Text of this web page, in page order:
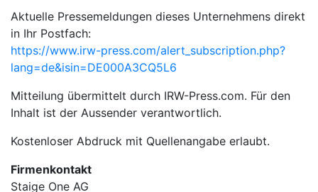
Aktuelle Pressemeldungen dieses Unternehmens direkt
in Ihr Postfach:
https://www.irw-press.com/alert_subscription.php?
lang=de&isin=DE000A3CQ5L6
Mitteilung übermittelt durch IRW-Press.com. Für den
Inhalt ist der Aussender verantwortlich.
Kostenloser Abdruck mit Quellenangabe erlaubt.
Firmenkontakt
Staige One AG